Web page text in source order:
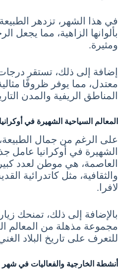
في هذا الشهر، تزدهر الطبيعة
بألوانها الزاهية، مما يجعل
ومثيرة.
إضافة إلى ذلك، تستقر
معتدل، مما يوفر ظروفًا
المناطق الريفية والمدن
المعالم السياحية الشهيرة في أوكرانيا
على الرغم من جمال
الشهيرة في أوكرانيا عامل
العاصمة، هي موطن لعدد كبير
والثقافية، مثل كاتدرائية
لافرا.
بالإضافة إلى ذلك، تمنحك
مجموعة مذهلة من المعالم
للتعرف على تاريخ البلاد
أنشطة الخارجية والفعاليات في شهر